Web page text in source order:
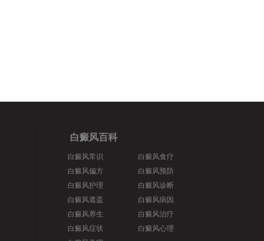
白癜风百科
白癜风常识
白癜风偏方
白癜风护理
白癜风遮盖
白癜风养生
白癜风症状
白癜风食疗
白癜风预防
白癜风诊断
白癜风病因
白癜风治疗
白癜风心理